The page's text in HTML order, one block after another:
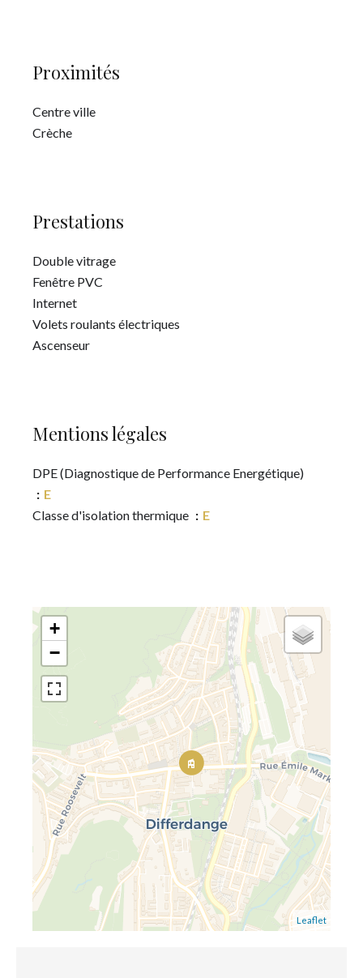
Proximités
Centre ville
Crèche
Prestations
Double vitrage
Fenêtre PVC
Internet
Volets roulants électriques
Ascenseur
Mentions légales
DPE (Diagnostique de Performance Energétique)
E
Classe d'isolation thermique
E
+
−
Leaflet